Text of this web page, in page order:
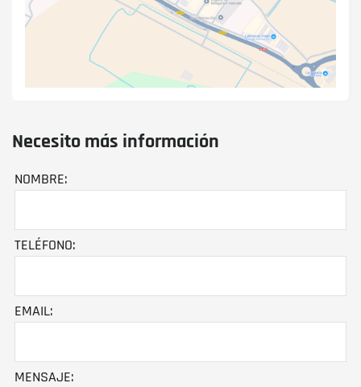
Necesito más información
NOMBRE:
TELÉFONO:
EMAIL:
MENSAJE: